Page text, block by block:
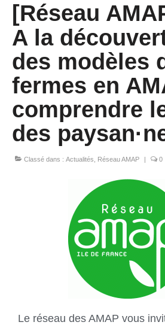
[Réseau
A la
des modèles
fermes en
comprendre
des
Classé dans : Actualités Réseau AMAP | 0
Le réseau des AMAP vous